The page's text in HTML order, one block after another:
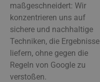
maßgeschneidert: Wir
konzentrieren uns auf
sichere und nachhaltige
Techniken, die Ergebnisse
liefern, ohne gegen die
Regeln von Google zu
verstoßen.